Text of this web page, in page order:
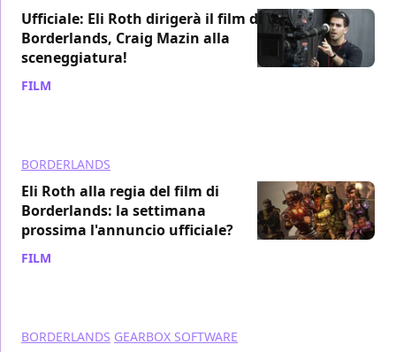
Ufficiale: Eli Roth dirigerà il film di
Borderlands, Craig Mazin alla
sceneggiatura!
FILM
BORDERLANDS
Eli Roth alla regia del film di
Borderlands: la settimana
prossima l'annuncio ufficiale?
FILM
BORDERLANDS GEARBOX SOFTWARE